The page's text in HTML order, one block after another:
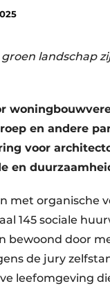
landschap
en andere
voor
en
met organische
145 sociale
bewoond door
de jury
leefomgeving